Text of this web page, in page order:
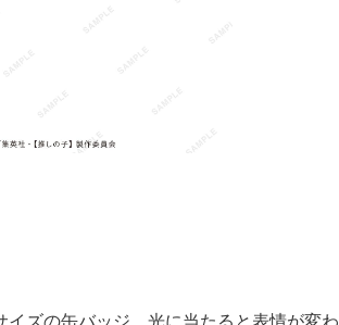
ズの缶バッジ。光に当たると表情が変わ